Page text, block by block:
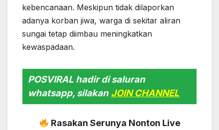
kebencanaan. Meskipun tidak dilaporkan
adanya korban jiwa, warga di sekitar aliran
sungai tetap diimbau meningkatkan
kewaspadaan.
POSVIRAL hadir di saluran
whatsapp, silakan JOIN CHANNEL
Rasakan Serunya Nonton Live